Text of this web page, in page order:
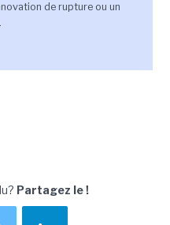
de rupture ou un
Partagez le !